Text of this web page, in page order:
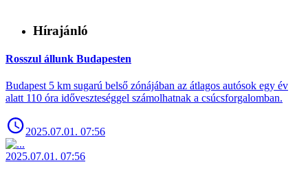
Hírajánló
Rosszul állunk Budapesten
Budapest 5 km sugarú belső zónájában az átlagos autósok egy év
alatt 110 óra időveszteséggel számolhatnak a csúcsforgalomban.
2025.07.01. 07:56
2025.07.01. 07:56